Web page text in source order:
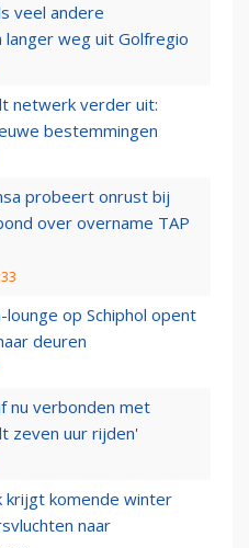
veel andere
langer weg uit Golfregio
netwerk verder uit:
bestemmingen
probeert onrust bij
over overname TAP
lounge op Schiphol opent
deuren
nu verbonden met
zeven uur rijden'
krijgt komende winter
naar